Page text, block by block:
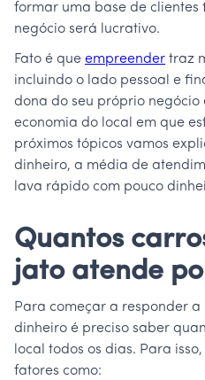
formar uma base de clientes
negócio será lucrativo.
Fato é que empreender traz
incluindo o lado pessoal e
dona do seu próprio
economia do local em que
próximos tópicos vamos
dinheiro, a média de
lava rápido com pouco
Quantos
jato atende
Para começar a responder
dinheiro é preciso saber
local todos os dias. Para
fatores como: